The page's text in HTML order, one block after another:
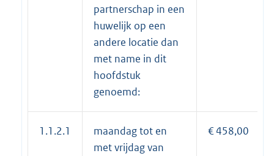
partnerschap in een
huwelijk op een
andere locatie dan
met name in dit
hoofdstuk
genoemd:
1.1.2.1
maandag tot en
met vrijdag van
€ 458,00